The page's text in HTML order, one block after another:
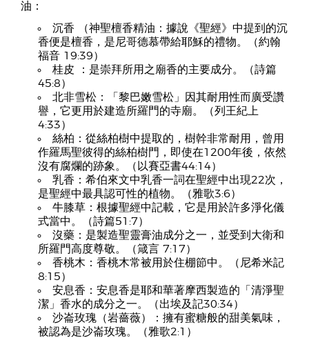
油：
沉香 （神聖檀香精油：據說《聖經》中提到的沉
香便是檀香，是尼哥德慕帶給耶穌的禮物。（約翰
福音 19:39）
桂皮 ：是崇拜所用之廟香的主要成分。（詩篇
45:8）
北非雪松：「黎巴嫩雪松」因其耐用性而廣受讚
譽，它更用於建造所羅門的寺廟。（列王紀上
4:33）
絲柏：從絲柏樹中提取的，樹幹非常耐用，曾用
作羅馬聖彼得的絲柏樹門，即使在1200年後，依然
沒有腐爛的跡象。（以賽亞書44:14）
乳香：希伯來文中乳香一詞在聖經中出現22次，
是聖經中最具認可性的植物。（雅歌3:6）
牛膝草：根據聖經中記載，它是用於許多淨化儀
式當中。（詩篇51:7）
沒藥：是製造聖靈膏油成分之一，並受到大衛和
所羅門高度尊敬。（箴言 7:17）
香桃木：香桃木常被用於住棚節中。（尼希米記
8:15）
安息香：安息香是耶和華著摩西製造的「清淨聖
潔」香水的成分之一。（出埃及記30:34）
沙崙玫瑰（岩薔薇）：擁有蜜糖般的甜美氣味，
被認為是沙崙玫瑰。（雅歌2:1）